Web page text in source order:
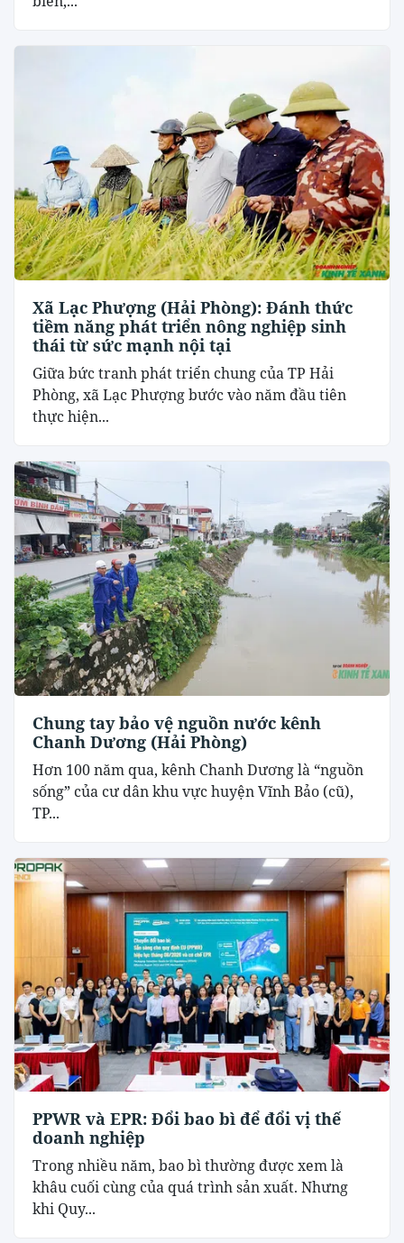
Xã Lạc Phượng (Hải Phòng): Đánh thức
tiềm năng phát triển nông nghiệp sinh
thái từ sức mạnh nội tại
​Giữa bức tranh phát triển chung của TP Hải
Phòng, xã Lạc Phượng bước vào năm đầu tiên
thực hiện...
Chung tay bảo vệ nguồn nước kênh
Chanh Dương (Hải Phòng)
Hơn 100 năm qua, kênh Chanh Dương là “nguồn
sống” của cư dân khu vực huyện Vĩnh Bảo (cũ),
TP...
PPWR và EPR: Đổi bao bì để đổi vị thế
doanh nghiệp
Trong nhiều năm, bao bì thường được xem là
khâu cuối cùng của quá trình sản xuất. Nhưng
khi Quy...